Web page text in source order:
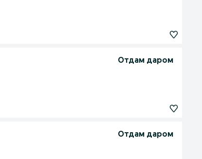
Отдам даром
Отдам даром